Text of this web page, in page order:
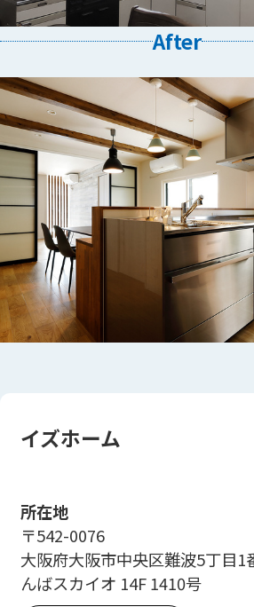
After
イズホーム
所在地
〒542-0076
大阪府大阪市中央区難波5丁目
んばスカイオ 14F 1410号